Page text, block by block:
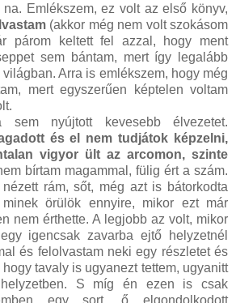
na. Emlékszem, ez volt az első könyv,
(akkor még nem volt szokásom
párom keltett fel azzal, hogy ment
sem bántam, mert így legalább
Arra is emlékszem, hogy még
mert egyszerűen képtelen voltam
sem nyújtott kevesebb élvezetet.
és el nem tudjátok képzelni,
vigyor ült az arcomon, szinte
bírtam magammal, fülig ért a szám.
rám, sőt, még azt is bátorkodta
minek örülök ennyire, mikor ezt már
nem érthette. A legjobb az volt, mikor
igencsak zavarba ejtő helyzetnél
és felolvastam neki egy részletet és
tavaly is ugyanezt tettem, ugyanitt
S míg én ezen is csak
egy sort, ő elgondolkodott